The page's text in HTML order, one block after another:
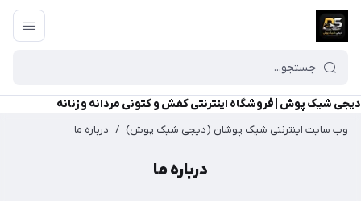
دیجی شیک پوش | فروشگاه اینترنتی کفش و کتونی مردانه و زنانه
وب سایت اینترنتی شیک پوشان (دیجی شیک پوش) / درباره ما
درباره ما